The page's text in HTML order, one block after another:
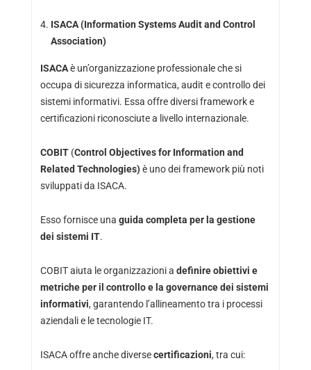
ISACA (Information Systems Audit and Control
Association)
ISACAè un’organizzazione professionale che si
occupa di sicurezza informatica, audit e controllo dei
sistemi informativi. Essa offre diversi framework e
certificazioni riconosciute a livello internazionale.
COBIT(Control Objectives for Information and
Related Technologies)è uno dei framework più noti
sviluppati da ISACA.
Esso fornisce una guida completa per la gestione
dei sistemi IT.
COBIT aiuta le organizzazioni a definire obiettivi e
metriche per il controllo e la governance dei sistemi
informativi, garantendo l’allineamento tra i processi
aziendali e le tecnologie IT.
ISACA offre anche diversecertificazioni, tra cui: